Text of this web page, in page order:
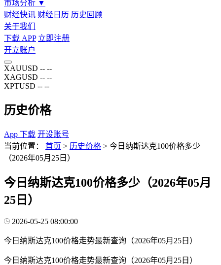
市场分析 ▼
财经快讯 财经日历 历史回顾
关于我们
下载 APP 立即注册
开立账户
XAUUSD -- --
XAGUSD -- --
XPTUSD -- --
历史价格
App 下载 开设账号
当前位置：
首页 > 历史价格 > 今日纳斯达克100价格多少
（2026年05月25日）
今日纳斯达克100价格多少（2026年05月
25日）
2026-05-25 08:00:00
今日纳斯达克100价格走势最新查询（2026年05月25日）
今日纳斯达克100价格走势最新查询（2026年05月25日）